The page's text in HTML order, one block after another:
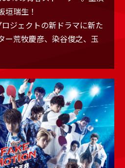
垣瑞生！
ロジェクトの新ドラマに新た
ー荒牧慶彦、染谷俊之、玉